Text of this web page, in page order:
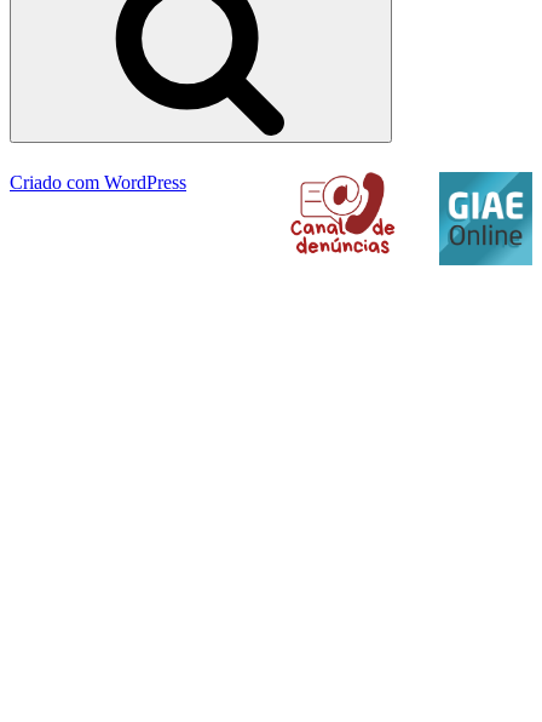
Criado com WordPress